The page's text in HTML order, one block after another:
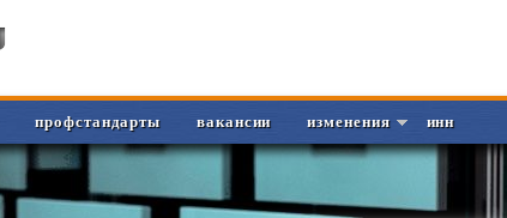
профстандарты вакансии изменения инн